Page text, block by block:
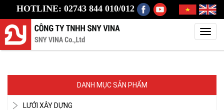
HOTLINE: 02743 844 010/012
DANH MỤC SẢN PHẨM
LƯỚI XÂY DỰNG